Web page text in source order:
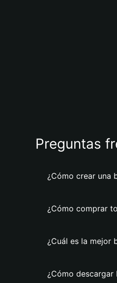
Preguntas
¿Cómo crear una
¿Cómo comprar
¿Cuál es la mejor
¿Cómo